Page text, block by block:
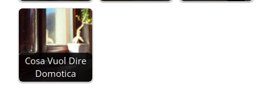
Cosa Vuol Dire
Domotica